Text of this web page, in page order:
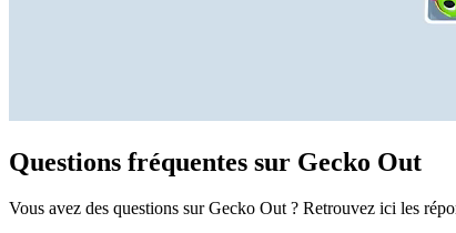
Questions fréquentes sur Gecko Out
Vous avez des questions sur Gecko Out ? Retrouvez ici les